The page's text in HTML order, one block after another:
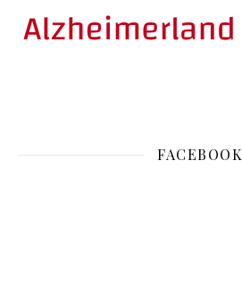
FACEBOOK